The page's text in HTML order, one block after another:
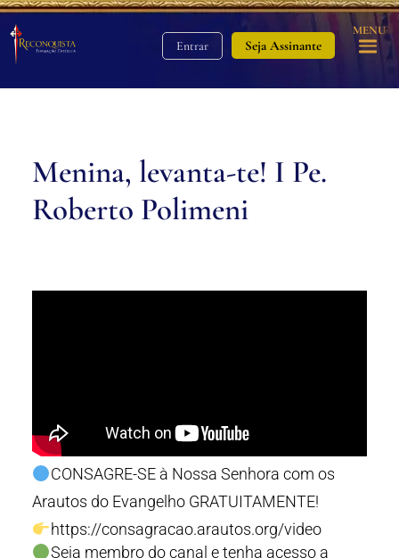
Entrar Seja Assinante
MENU
Menina, levanta-te! I Pe.
Roberto Polimeni
CONSAGRE-SE à Nossa Senhora com os
Arautos do Evangelho GRATUITAMENTE!
https://consagracao.arautos.org/video
Seja membro do canal e tenha acesso a